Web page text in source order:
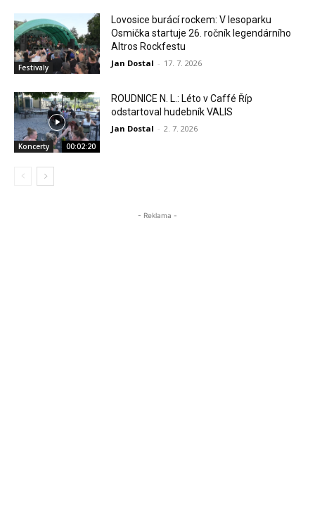
Festivaly
Lovosice burácí rockem: V lesoparku
Osmička startuje 26. ročník legendárního
Altros Rockfestu
Jan Dostal - 17. 7. 2026
Koncerty 00:02:20
ROUDNICE N. L.: Léto v Caffé Říp
odstartoval hudebník VALIS
Jan Dostal - 2. 7. 2026
- Reklama -